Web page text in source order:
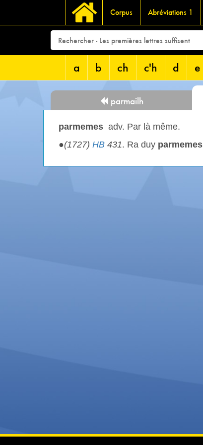
Corpus Abréviations 1
a b ch c'h d e
parmailh
parmemes adv. Par là même.
●(1727) HB 431. Ra duy parmemes